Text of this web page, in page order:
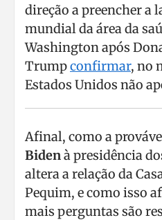
direção a preencher a
mundial da área da
Washington após
Trumpconfirmar, no
Estados Unidos não
Afinal, como a
Bidenà presidência
altera a relação da
Pequim, e como isso
mais perguntas são